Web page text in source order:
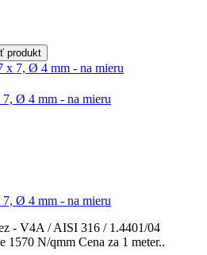
produkt
Ø 4 mm - na mieru
Ø 4 mm - na mieru
- V4A / AISI 316 / 1.4401/04
N/qmm Cena za 1 meter..